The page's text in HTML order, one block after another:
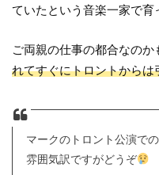
ていたという音楽一家で育
ご両親の仕事の都合なの
れてすぐにトロントから
マークのトロント公演で
雰囲気訳ですがどうぞ